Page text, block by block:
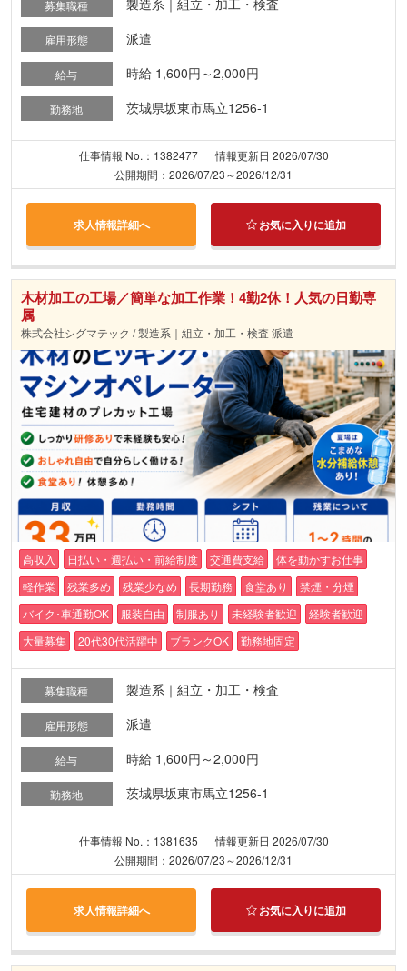
募集職種
雇用形態 派遣
給与 時給 1,600円～2,000円
勤務地 茨城県坂東市馬立1256-1
仕事情報 No.：1382477
情報更新日 2026/07/30
公開期間：2026/07/23～2026/12/31
求人情報詳細へ お気に入りに追加
木材加工の工場／簡単な加工作業！4勤2休！人気の日勤専
属
株式会社シグマテック / 製造系｜組立・加工・検査 派遣
高収入 日払い・週払い・前給制度 交通費支給
体を動かすお仕事
軽作業
残業多め 残業少なめ 長期勤務 食堂あり
禁煙・分煙
バイク･車通勤OK
服装自由 制服あり 未経験者歓迎
経験者歓迎
大量募集
20代30代活躍中 ブランクOK 勤務地固定
募集職種 製造系｜組立・加工・検査
雇用形態 派遣
給与 時給 1,600円～2,000円
勤務地 茨城県坂東市馬立1256-1
仕事情報 No.：1381635
情報更新日 2026/07/30
公開期間：2026/07/23～2026/12/31
求人情報詳細へ お気に入りに追加